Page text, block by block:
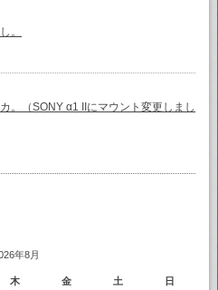
。
。（SONY α1 IIにマウント変更しまし
年8月
木 金 土 日